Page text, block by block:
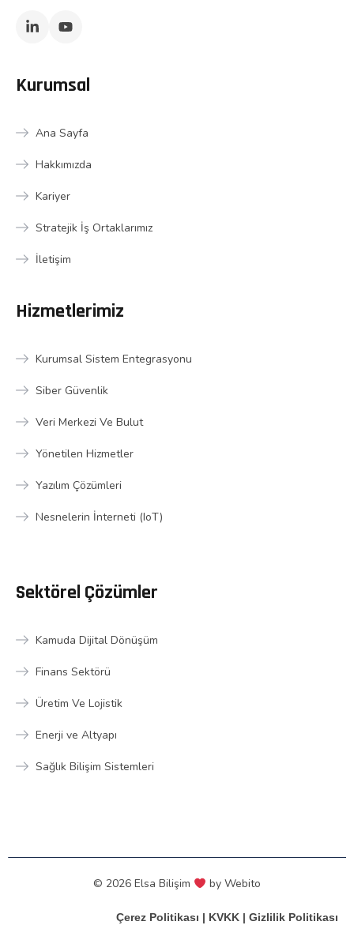
Kurumsal
Ana Sayfa
Hakkımızda
Kariyer
Stratejik İş Ortaklarımız
İletişim
Hizmetlerimiz
Kurumsal Sistem Entegrasyonu
Siber Güvenlik
Veri Merkezi Ve Bulut
Yönetilen Hizmetler
Yazılım Çözümleri
Nesnelerin İnterneti (IoT)
Sektörel Çözümler
Kamuda Dijital Dönüşüm
Finans Sektörü
Üretim Ve Lojistik
Enerji ve Altyapı
Sağlık Bilişim Sistemleri
© 2026 Elsa Bilişim by Webito
Çerez Politikası | KVKK | Gizlilik Politikası